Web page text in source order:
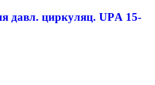
давл. циркуляц. UPА 15-